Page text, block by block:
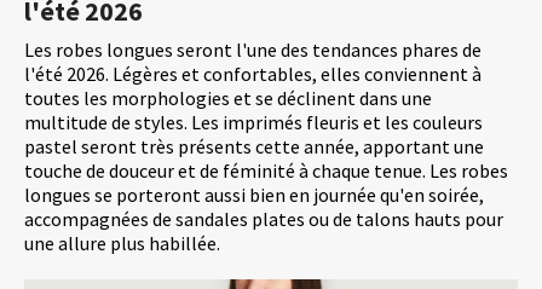
l'été 2026
Les robes longues seront l'une des tendances phares de
l'été 2026. Légères et confortables, elles conviennent à
toutes les morphologies et se déclinent dans une
multitude de styles. Les imprimés fleuris et les couleurs
pastel seront très présents cette année, apportant une
touche de douceur et de féminité à chaque tenue. Les robes
longues se porteront aussi bien en journée qu'en soirée,
accompagnées de sandales plates ou de talons hauts pour
une allure plus habillée.